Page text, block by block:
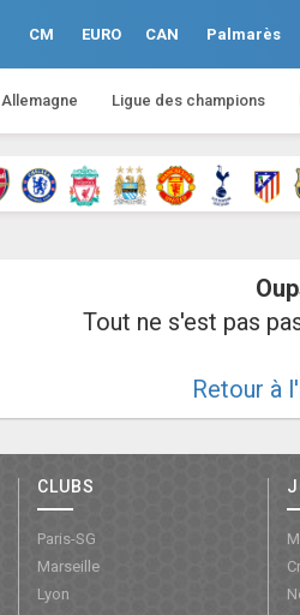
CM EURO CAN Palmarès
Allemagne Ligue des champions
Tout ne s'est pas
Retour à
CLUBS
Paris-SG
Marseille
Lyon